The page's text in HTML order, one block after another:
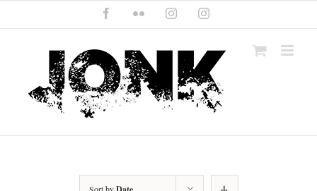
content
FacebookFlickr InstagramInstagram